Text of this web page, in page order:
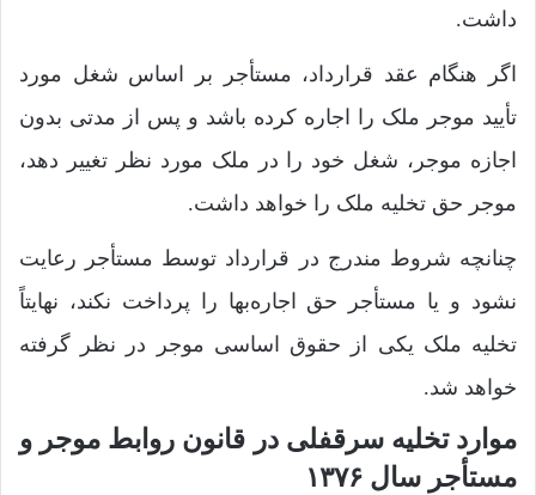
داشت.
اگر هنگام عقد قرارداد، مستأجر بر اساس شغل مورد
تأیید موجر ملک را اجاره کرده باشد و پس از مدتی بدون
اجازه موجر، شغل خود را در ملک مورد نظر تغییر دهد،
موجر حق تخلیه ملک را خواهد داشت.
چنانچه شروط مندرج در قرارداد توسط مستأجر رعایت
نشود و یا مستأجر حق اجاره‌بها را پرداخت نکند، نهایتاً
تخلیه ملک یکی از حقوق اساسی موجر در نظر گرفته
خواهد شد.
موارد تخلیه سرقفلی در قانون روابط موجر و
مستأجر سال ۱۳۷۶